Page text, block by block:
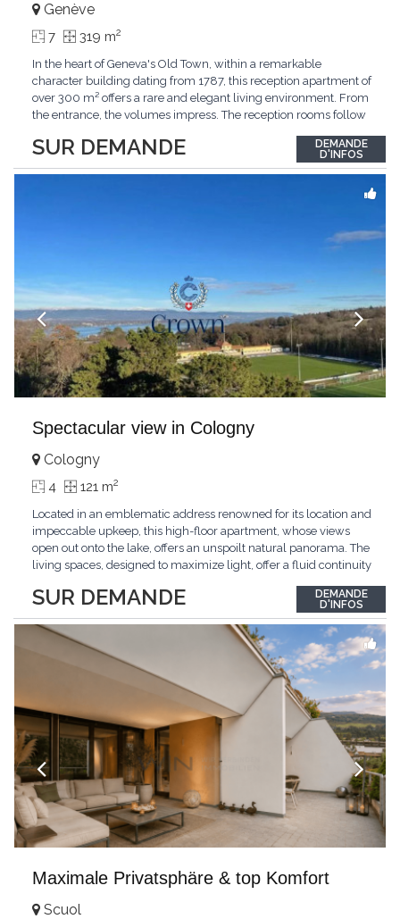
SUR DEMANDE
Genève
7 319 m2
In the heart of Geneva's Old Town, within a remarkable
character building dating from 1787, this reception apartment of
over 300 m² offers a rare and elegant living environment. From
the entrance, the volumes impress. The reception rooms follow
period architecture. High ceilings, finely crafted stuccoes,
moldings, woodwork, old fireplaces,...
DEMANDE
D'INFOS
Spectacular view in Cologny
SUR DEMANDE
Cologny
4 121 m2
Located in an emblematic address renowned for its location and
impeccable upkeep, this high-floor apartment, whose views
open out onto the lake, offers an unspoilt natural panorama. The
living spaces, designed to maximize light, offer a fluid continuity
comprises two bedrooms, each with its own bathroom,
guaranteeing comfort and privacy. Private...
DEMANDE
D'INFOS
Maximale Privatsphäre & top Komfort
Scuol